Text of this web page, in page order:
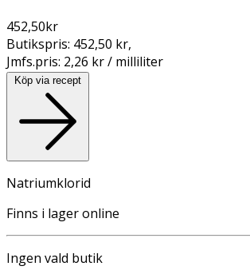
452,50kr
Butikspris: 452,50 kr,
Jmfs.pris: 2,26 kr / milliliter
Köp via recept
Natriumklorid
Finns i lager online
Ingen vald butik